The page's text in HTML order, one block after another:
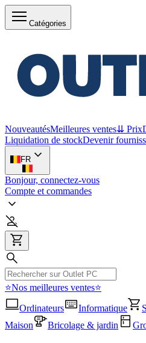
Catégories
NouveautésMeilleures ventes⇊ Prix
Liquidation de stockDevenir
FR
Bonjour, connectez-vous
Compte et commandes
⭐Nos meilleures ventes⭐
Ordinateurs
Informatique
Maison
Bricolage & jardin